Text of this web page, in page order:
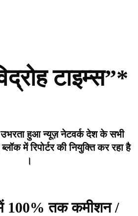
टाइम्स”*
हुआ न्यूज़ नेटवर्क देश के सभी
में रिपोर्टर की नियुक्ति कर रहा है
।
में 100% तक कमीशन /